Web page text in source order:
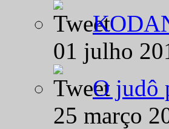
01 julho
O judô
25 março